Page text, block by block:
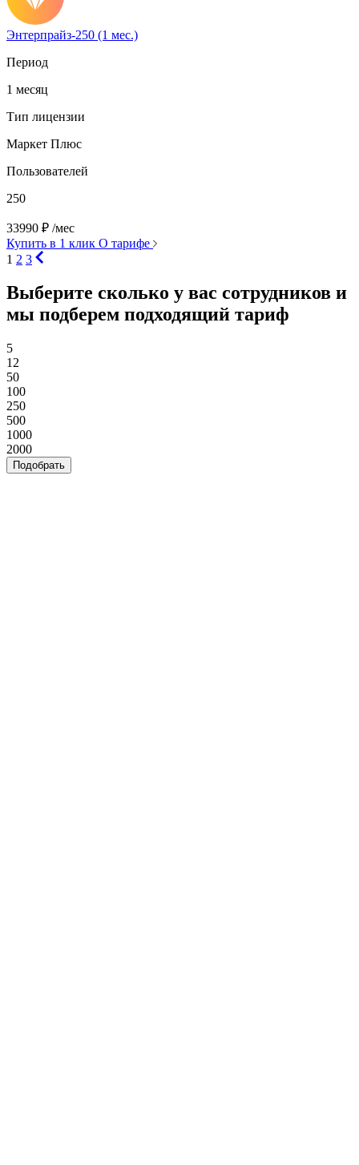
Энтерпрайз-250 (1 мес.)
Период
1 месяц
Тип лицензии
Маркет Плюс
Пользователей
250
33990 ₽ /мес
Купить в 1 клик О тарифе
1 2 3
Выберите сколько у вас сотрудников и
мы подберем подходящий тариф
5
12
50
100
250
500
1000
2000
Подобрать